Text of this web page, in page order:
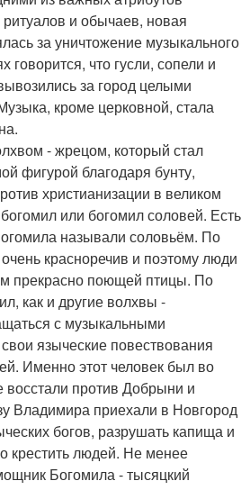
и обычаев, новая
за уничтожение музыкального
говорится, что гусли, сопели и
за город целыми
кроме церковной, стала
- жрецом, который стал
фигурой благодаря бунту,
христианизации в великом
или богомил соловей. Есть
называли соловьём. По
красноречив и поэтому люди
прекрасно поющей птицы. По
как и другие волхвы -
с музыкальными
языческие повествования
Именно этот человек был во
восстали против Добрыни и
Владимира приехали в Новгород
богов, разрушать капища и
крестить людей. Не менее
Богомила - тысяцкий